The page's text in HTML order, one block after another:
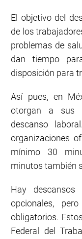
El objetivo del
de los
problemas de
dan tiempo
disposición para
Así pues, en
otorgan a sus
descanso
organizaciones
mínimo 30
minutos también
Hay
opcionales,
obligatorios.
Federal del